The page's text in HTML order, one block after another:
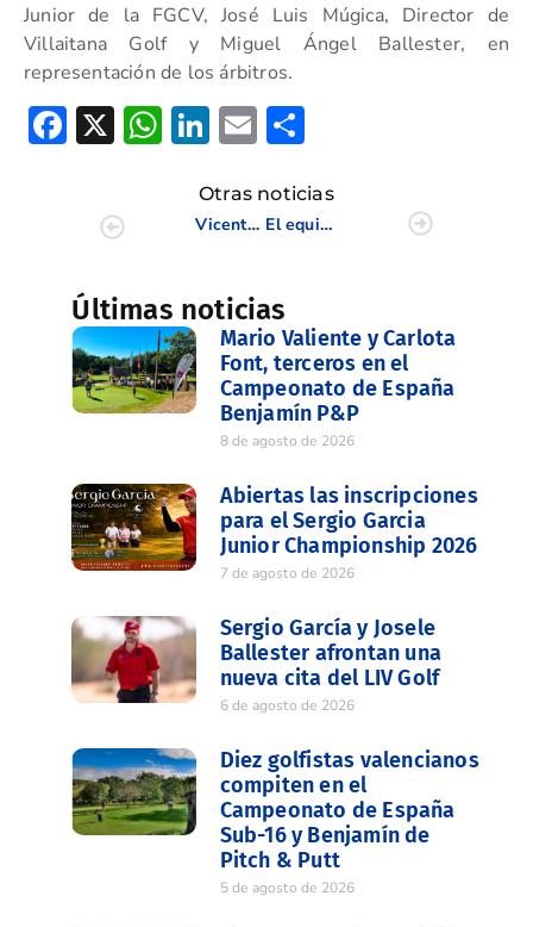
Junior de la FGCV, José Luis Múgica, Director de
Villaitana Golf y Miguel Ángel Ballester, en
representación de los árbitros.
Facebook
X WhatsApp
LinkedIn
Email
Otras noticias
Vicente Serrano, campeón del Open Ibérico de Pitch & Putt 2011
El equipo Norte repite triunfo en la Levante Cup
Últimas noticias
Mario Valiente y Carlota
Font, terceros en el
Campeonato de España
Benjamín P&P
8 de agosto de 2026
Abiertas las inscripciones
para el Sergio Garcia
Junior Championship 2026
7 de agosto de 2026
Sergio García y Josele
Ballester afrontan una
nueva cita del LIV Golf
6 de agosto de 2026
Diez golfistas valencianos
compiten en el
Campeonato de España
Sub-16 y Benjamín de
Pitch & Putt
5 de agosto de 2026